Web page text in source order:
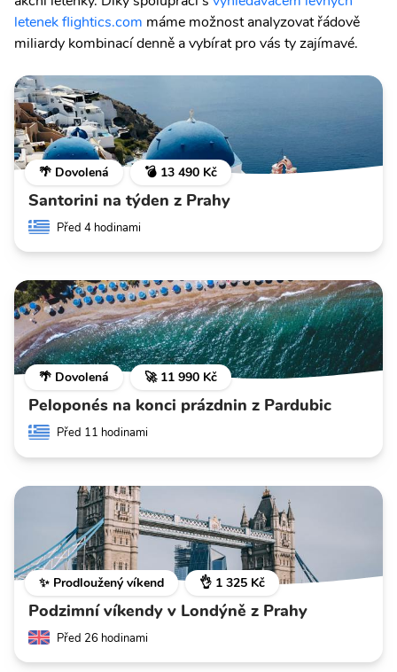
letenek flightics.com máme možnost analyzovat řádově
miliardy kombinací denně a vybírat pro vás ty zajímavé.
🌴 Dovolená 💣 13 490 Kč
Santorini na týden z Prahy
Před 4 hodinami
🌴 Dovolená 🚀 11 990 Kč
Peloponés na konci prázdnin z Pardubic
Před 11 hodinami
✨ Prodloužený víkend 👌 1 325 Kč
Podzimní víkendy v Londýně z Prahy
Před 26 hodinami